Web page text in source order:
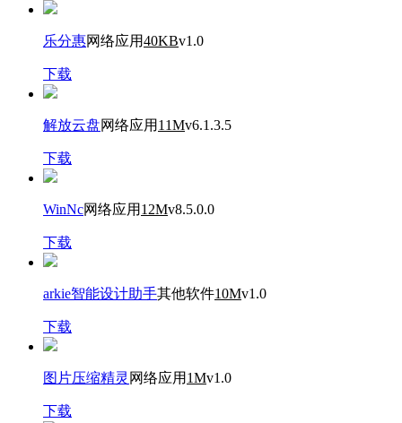
乐分惠网络应用40KBv1.0
下载
解放云盘网络应用 11Mv6.1.3.5
下载
WinNc网络应用 12Mv8.5.0.0
下载
arkie智能设计助手其他软件10Mv1.0
下载
图片压缩精灵 网络应用 1Mv1.0
下载